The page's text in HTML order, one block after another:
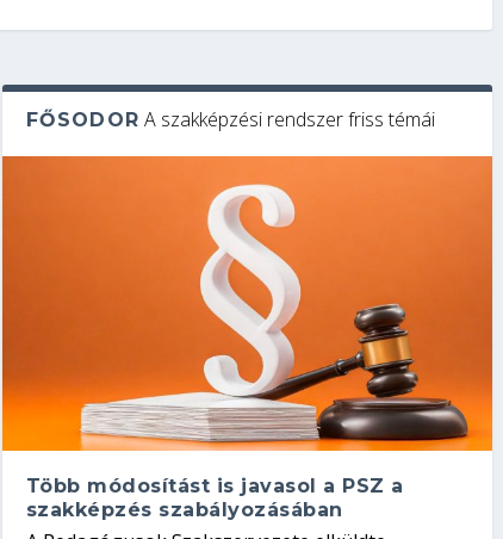
FŐSODOR A szakképzési rendszer friss témái
Több módosítást is javasol a PSZ a
szakképzés szabályozásában